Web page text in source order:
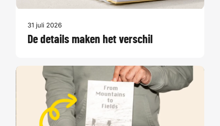
31 juli 2026
De details maken het verschil